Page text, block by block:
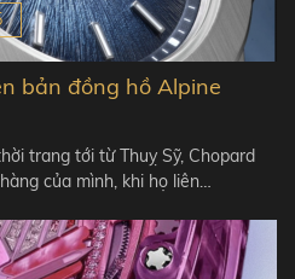
bản đồng hồ Alpine
trang tới từ Thuỵ Sỹ, Chopard
của mình, khi họ liên…